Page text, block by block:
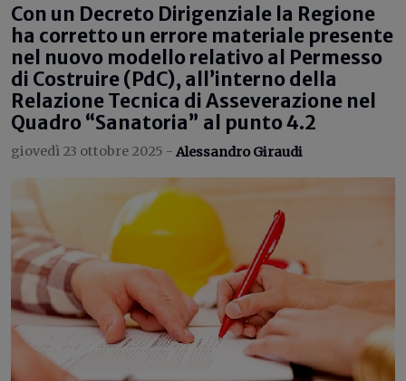
Con un Decreto Dirigenziale la Regione
ha corretto un errore materiale presente
nel nuovo modello relativo al Permesso
di Costruire (PdC), all’interno della
Relazione Tecnica di Asseverazione nel
Quadro “Sanatoria” al punto 4.2
giovedì 23 ottobre 2025 - Alessandro Giraudi